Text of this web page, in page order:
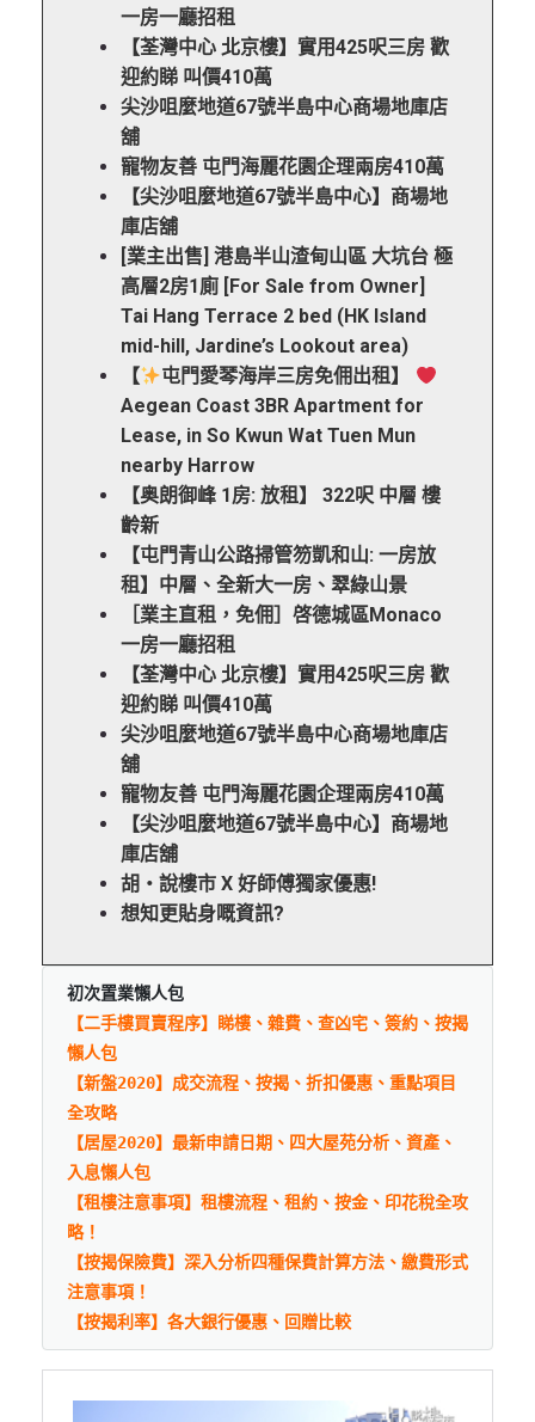
一房一廳招租
【荃灣中心 北京樓】實用425呎三房 歡
迎約睇 叫價410萬
尖沙咀麼地道67號半島中心商場地庫店
舖
寵物友善 屯門海麗花園企理兩房410萬
【尖沙咀麼地道67號半島中心】商場地
庫店舖
[業主出售] 港島半山渣甸山區 大坑台 極
高層2房1廁 [For Sale from Owner]
Tai Hang Terrace 2 bed (HK Island
mid-hill, Jardine’s Lookout area)
【
屯門愛琴海岸三房免佣出租】
Aegean Coast 3BR Apartment for
Lease, in So Kwun Wat Tuen Mun
nearby Harrow
【奥朗御峰 1房: 放租】 322呎 中層 樓
齡新
【屯門青山公路掃管笏凱和山: 一房放
租】中層、全新大一房、翠綠山景
［業主直租，免佣］啓德城區Monaco
一房一廳招租
【荃灣中心 北京樓】實用425呎三房 歡
迎約睇 叫價410萬
尖沙咀麼地道67號半島中心商場地庫店
舖
寵物友善 屯門海麗花園企理兩房410萬
【尖沙咀麼地道67號半島中心】商場地
庫店舖
胡‧說樓市 X 好師傅獨家優惠!
想知更貼身嘅資訊?
初次置業懶人包
【二手樓買賣程序】睇樓、雜費、查凶宅、簽約、按揭
懶人包
【新盤2020】成交流程、按揭、折扣優惠、重點項目
全攻略
【居屋2020】最新申請日期、四大屋苑分析、資產、
入息懶人包
【租樓注意事項】租樓流程、租約、按金、印花稅全攻
略！
【按揭保險費】深入分析四種保費計算方法、繳費形式
注意事項！
【按揭利率】各大銀行優惠、回贈比較